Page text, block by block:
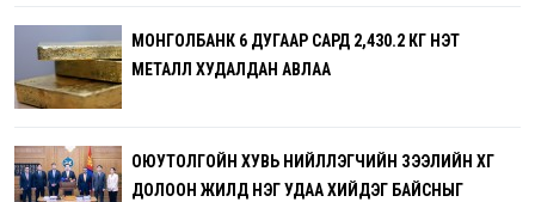
МОНГОЛБАНК 6 ДУГААР САРД 2,430.2 КГ ҮНЭТ
МЕТАЛЛ ХУДАЛДАН АВЛАА
ОЮУТОЛГОЙН ХУВЬ НИЙЛҮҮЛЭГЧИЙН ЗЭЭЛИЙН ХҮҮГ
ДОЛООН ЖИЛД НЭГ УДАА ХИЙДЭГ БАЙСНЫГ